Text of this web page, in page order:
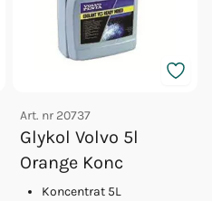
Art. nr 20737
Glykol Volvo 5l
Orange Konc
Koncentrat 5L